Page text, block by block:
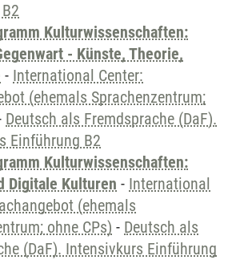
Kulturwissenschaften:
- Künste, Theorie,
- International Center:
(ehemals Sprachenzentrum;
Deutsch als Fremdsprache (DaF).
Einführung B2
Kulturwissenschaften:
Digitale Kulturen - International
(ehemals
ohne CPs) - Deutsch als
(DaF). Intensivkurs Einführung